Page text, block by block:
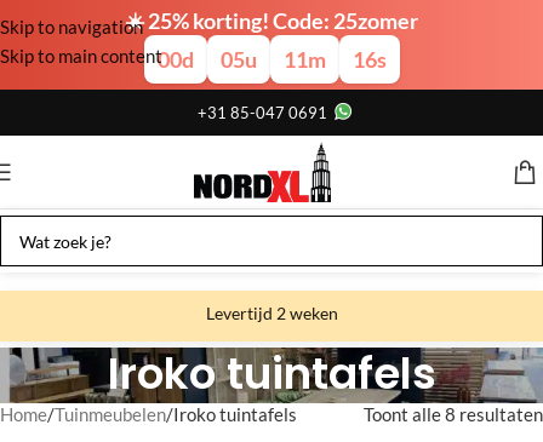
☀️ 25% korting! Code: 25zomer
00d 05u 11m 15s
Skip to navigation
Skip to main content
+31 85-047 0691
Levertijd 2 weken
Gratis verzending
Gratis afhalen
Iroko tuintafels
Home Tuinmeubelen Iroko tuintafels Toont alle 8 resultaten